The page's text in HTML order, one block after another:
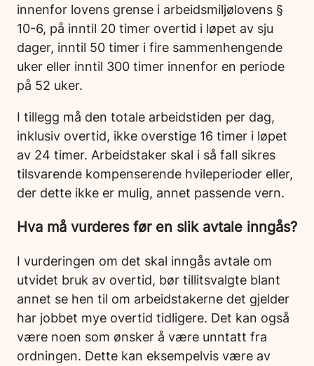
innenfor lovens grense i arbeidsmiljølovens §
10-6, på inntil 20 timer overtid i løpet av sju
dager, inntil 50 timer i fire sammenhengende
uker eller inntil 300 timer innenfor en periode
på 52 uker.
I tillegg må den totale arbeidstiden per dag,
inklusiv overtid, ikke overstige 16 timer i løpet
av 24 timer. Arbeidstaker skal i så fall sikres
tilsvarende kompenserende hvileperioder eller,
der dette ikke er mulig, annet passende vern.
Hva må vurderes før en slik avtale inngås?
I vurderingen om det skal inngås avtale om
utvidet bruk av overtid, bør tillitsvalgte blant
annet se hen til om arbeidstakerne det gjelder
har jobbet mye overtid tidligere. Det kan også
være noen som ønsker å være unntatt fra
ordningen. Dette kan eksempelvis være av